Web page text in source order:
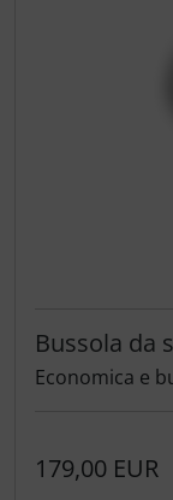
Bussola da
Economica e
179,00 EUR